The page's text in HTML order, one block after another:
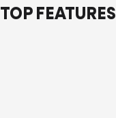
TOP FEATURES